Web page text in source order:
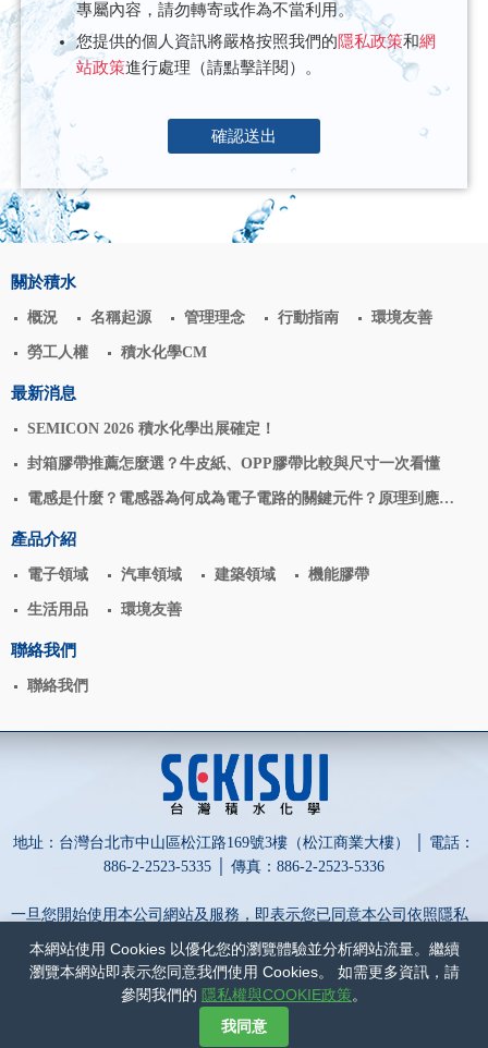
本網站使用 Cookies 以優化您的瀏覽體驗並分析網站流量。繼續
瀏覽本網站即表示您同意我們使用 Cookies。 如需更多資訊，請
參閱我們的 隱私權與COOKIE政策。
我同意
專屬內容，請勿轉寄或作為不當利用。
您提供的個人資訊將嚴格按照我們的隱私政策和網
站政策進行處理（請點擊詳閱）。
確認送出
關於積水
概況 名稱起源 管理理念 行動指南 環境友善
勞工人權 積水化學CM
最新消息
SEMICON 2026 積水化學出展確定！
封箱膠帶推薦怎麼選？牛皮紙、OPP膠帶比較與尺寸一次看懂
電感是什麼？電感器為何成為電子電路的關鍵元件？原理到應用
產品介紹
電子領域 汽車領域 建築領域 機能膠帶
生活用品 環境友善
聯絡我們
聯絡我們
地址：台灣台北市中山區松江路169號3樓（松江商業大樓） │ 電話：
886-2-2523-5335 │ 傳真：886-2-2523-5336
一旦您開始使用本公司網站及服務，即表示您已同意本公司依照隱私
權政策蒐集、處理、利用及保護您的個人資訊。
為保障您的權益，請點擊詳閱以下內容：隱私權與COOKIE政策和
網頁設計-網動廣告
台灣積水化學股份有限公司